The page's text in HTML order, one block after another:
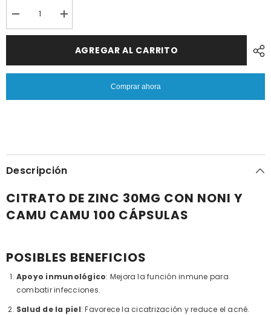
Reducir
cantidad
porCITRATO
100
Apoyo
Aumentar
cantidad
por
30MG
|
Antioxidante.
AGREGAR AL CARRITO
Comprar ahora
Descripción
CITRATO DE ZINC 30MG CON NONI Y
CAMU CAMU 100 CÁPSULAS
POSIBLES BENEFICIOS
Apoyo inmunológico: Mejora la función inmune para
combatir infecciones.
Salud de la piel: Favorece la cicatrización y reduce el acné.